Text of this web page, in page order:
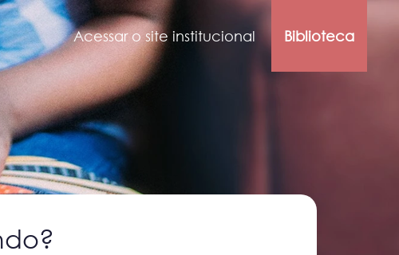
Acessar o site institucional Biblioteca